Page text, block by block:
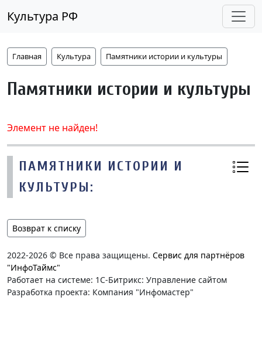
Культура РФ
Главная Культура Памятники истории и культуры
Памятники истории и культуры
Элемент не найден!
ПАМЯТНИКИ ИСТОРИИ И
КУЛЬТУРЫ:
Возврат к списку
2022-2026 © Все права защищены. Сервис для партнёров
"ИнфоТаймс"
Работает на системе: 1С-Битрикс: Управление сайтом
Разработка проекта: Компания "Инфомастер"